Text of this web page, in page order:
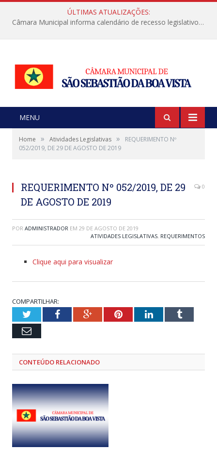
ÚLTIMAS ATUALIZAÇÕES:
Câmara Municipal informa calendário de recesso legislativo de julho
MENU
Home » Atividades Legislativas »
REQUERIMENTO Nº
052/2019, DE 29 DE AGOSTO DE 2019
REQUERIMENTO Nº 052/2019, DE 29
DE AGOSTO DE 2019
0
POR ADMINISTRADOR EM 29 DE AGOSTO DE 2019
ATIVIDADES LEGISLATIVAS, REQUERIMENTOS
Clique aqui para visualizar
COMPARTILHAR:
TwitterFacebookGoogle+PinterestLinkedInTumblr
Email
CONTEÚDO RELACIONADO